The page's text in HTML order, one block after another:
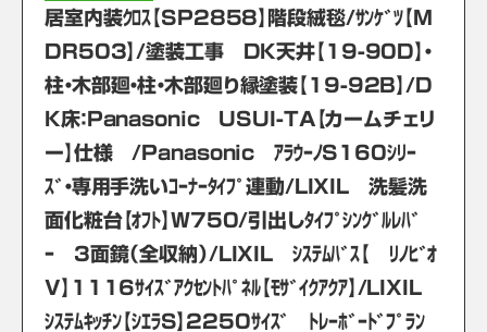
居室内装ｸﾛｽ【SP2858】階段絨毯/ｻﾝｹﾞﾂ【M
DR503】/塗装工事 DK天井【19-90D】・
柱・木部廻・柱・木部廻り縁塗装【19-92B】/D
K床：Panasonic USUI-TA【カームチェリ
ー】仕様 /Panasonic ｱﾗｳｰﾉS160ｼﾘｰ
ｽﾞ・専用手洗いｺｰﾅｰﾀｲﾌﾟ連動/LIXIL 洗髪洗
面化粧台【ｵﾌﾄ】W750/引出しﾀｲﾌﾟｼﾝｸﾞﾙﾚﾊﾞ
ｰ 3面鏡（全収納）/LIXIL ｼｽﾃﾑﾊﾞｽ【 ﾘﾉﾋﾞｵ
V】1116ｻｲｽﾞｱｸｾﾝﾄﾊﾟﾈﾙ【ﾓｻﾞｲｸｱｸｱ】/LIXIL
ｼｽﾃﾑｷｯﾁﾝ【ｼｴﾗS】2250ｻｲｽﾞ ﾄﾚｰﾎﾞｰﾄﾞﾌﾟﾗﾝ